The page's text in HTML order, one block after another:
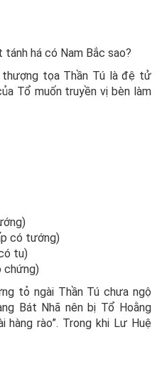
há có Nam Bắc sao?
tọa Thần Tú là đệ tử
Tổ muốn truyền vị bèn làm
có tướng)
tu)
chứng)
tỏ ngài Thần Tú chưa ngộ
Bát Nhã nên bị Tổ Hoằng
hàng rào”. Trong khi Lư Huệ